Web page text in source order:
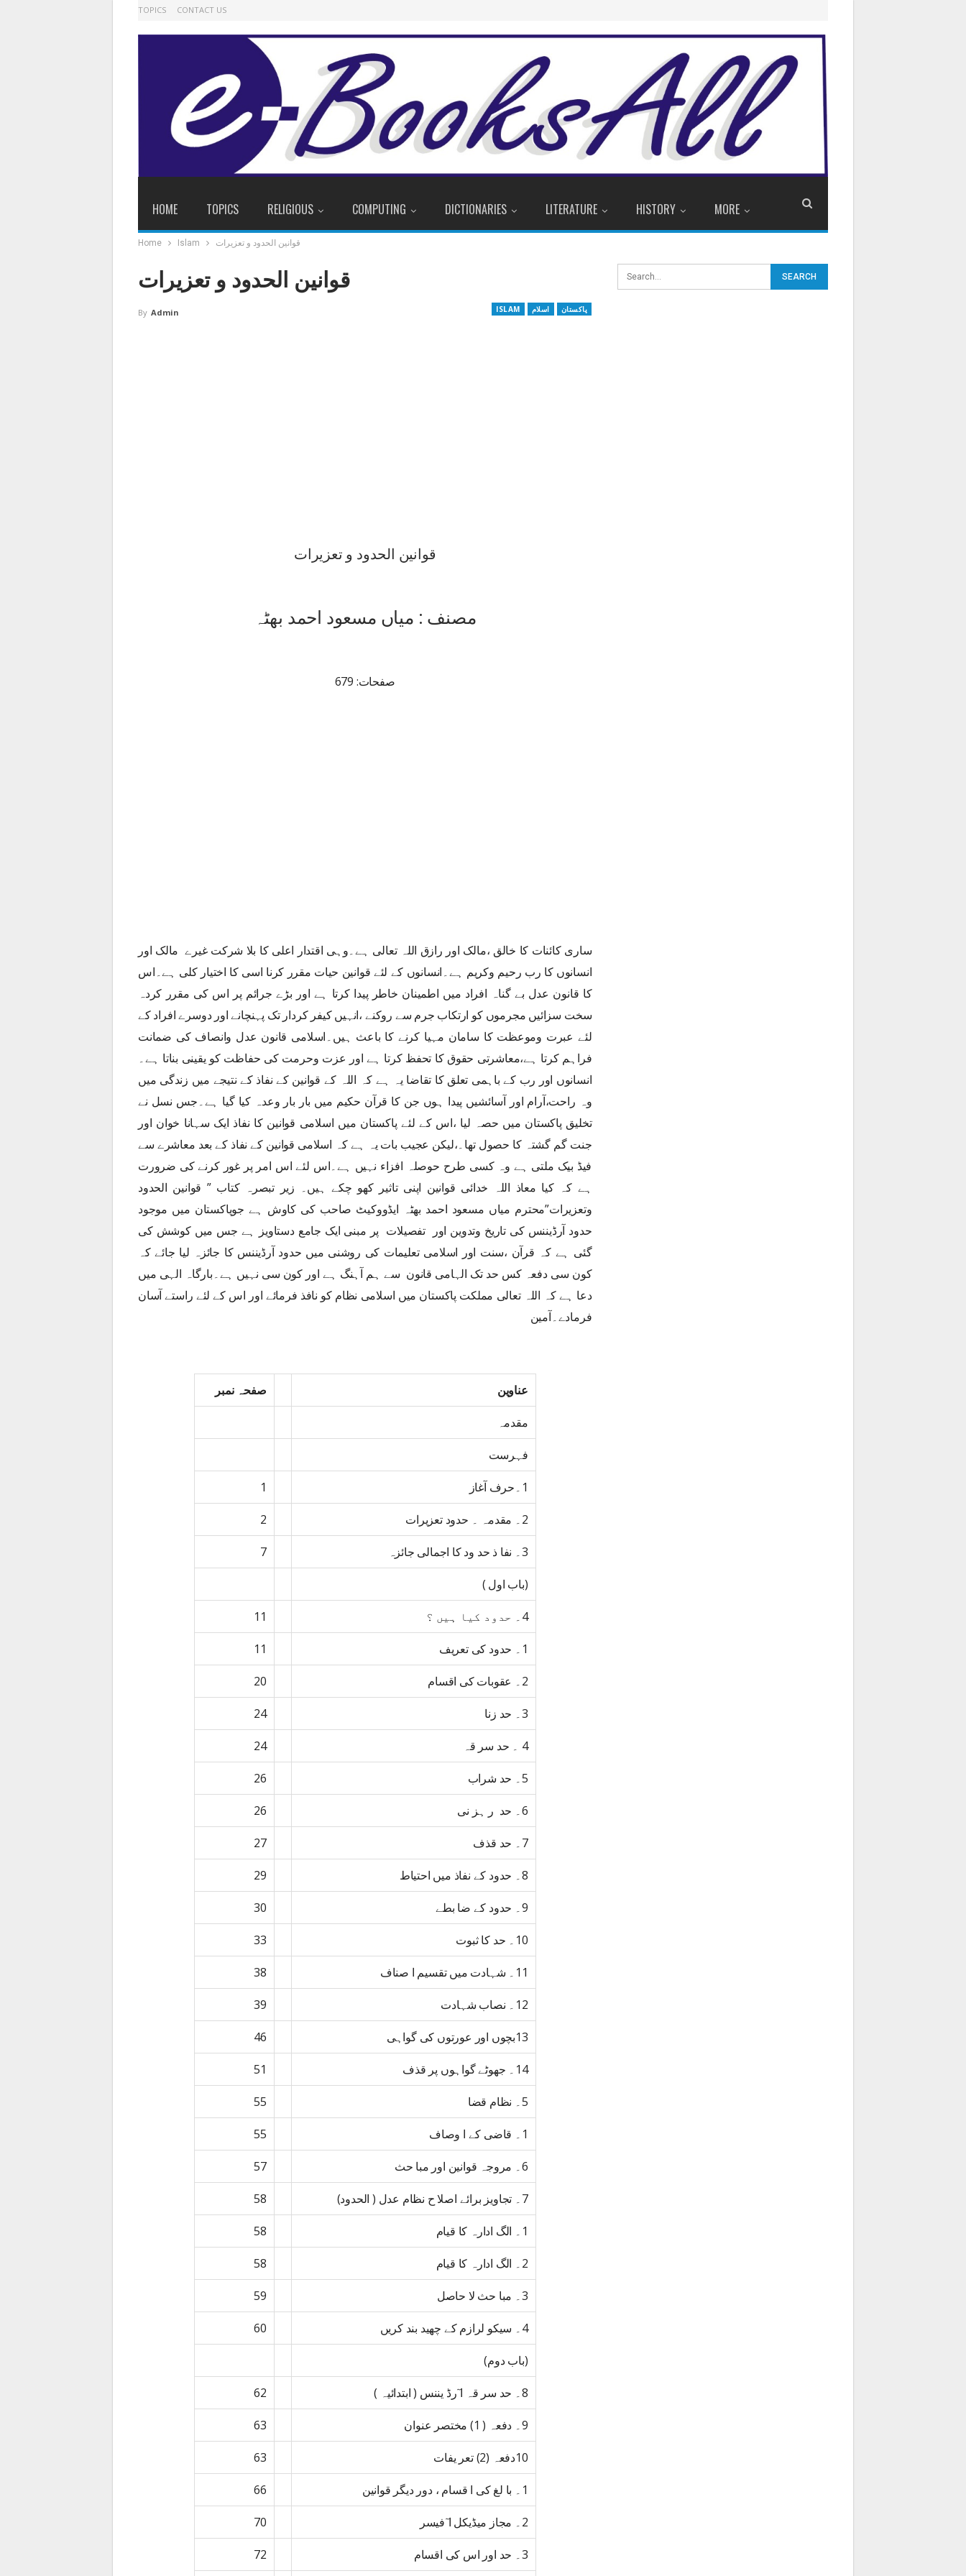
TOPICS CONTACT US
HOME TOPICS RELIGIOUS COMPUTING DICTIONARIES LITERATURE HISTORY MORE
Home Islam قوانین الحدود و تعزیرات
قوانین الحدود و تعزیرات
ISLAM اسلام پاکستان By Admin
قوانین الحدود و تعزیرات
مصنف : میاں مسعود احمد بھٹہ
صفحات: 679
ساری کائنات کا خالق ،مالک اور رازق اللہ تعالی ہے۔وہی اقتدار اعلی کا بلا شرکت غیرے مالک اور
انسانوں کا رب رحیم وکریم ہے۔انسانوں کے لئے قوانین حیات مقرر کرنا اسی کا اختیار کلی ہے۔اس
کا قانون عدل بے گناہ افراد میں اطمینان خاطر پیدا کرتا ہے اور بڑے جرائم پر اس کی مقرر کردہ
سخت سزائیں مجرموں کو ارتکاب جرم سے روکنے ،انہیں کیفر کردار تک پہنچانے اور دوسرے افراد کے
لئے عبرت وموعظت کا سامان مہیا کرنے کا باعث ہیں۔اسلامی قانون عدل وانصاف کی ضمانت
فراہم کرتا ہے،معاشرتی حقوق کا تحفظ کرتا ہے اور عزت وحرمت کی حفاظت کو یقینی بناتا ہے۔
انسانوں اور رب کے باہمی تعلق کا تقاضا یہ ہے کہ اللہ کے قوانین کے نفاذ کے نتیجے میں زندگی میں
وہ راحت،آرام اور آسائشیں پیدا ہوں جن کا قرآن حکیم میں بار بار وعدہ کیا گیا ہے۔جس نسل نے
تخلیق پاکستان میں حصہ لیا ،اس کے لئے پاکستان میں اسلامی قوانین کا نفاذ ایک سہانا خوان اور
جنت گم گشتہ کا حصول تھا۔،لیکن عجیب بات یہ ہے کہ اسلامی قوانین کے نفاذ کے بعد معاشرے سے
فیڈ بیک ملتی ہے وہ کسی طرح حوصلہ افزاء نہیں ہے۔اس لئے اس امر پر غور کرنے کی ضرورت
ہے کہ کیا معاذ اللہ خدائی قوانین اپنی تاثیر کھو چکے ہیں۔ زیر تبصرہ کتاب ” قوانین الحدود
وتعزیرات”محترم میاں مسعود احمد بھٹہ ایڈووکیٹ صاحب کی کاوش ہے جوپاکستان میں موجود
حدود آرڈیننس کی تاریخ وتدوین اور تفصیلات پر مبنی ایک جامع دستاویز ہے جس میں کوشش کی
گئی ہے کہ قرآن ،سنت اور اسلامی تعلیمات کی روشنی میں حدود آرڈیننس کا جائزہ لیا جائے کہ
کون سی دفعہ کس حد تک الہامی قانون سے ہم آہنگ ہے اور کون سی نہیں ہے۔بارگاہ الہی میں
دعا ہے کہ اللہ تعالی مملکت پاکستان میں اسلامی نظام کو نافذ فرمائے اور اس کے لئے راستے آسان
فرمادے۔آمین
عناوین صفحہ نمبر
مقدمہ
فہرست
1۔حرف آغاز 1
2۔ مقدمہ ۔ حدود تعزیرات 2
3۔ نفا ذ حد ود کا اجمالی جائزہ 7
(باب اول )
4۔ حدود کیا ہیں ؟ 11
1۔ حدود کی تعریف 11
2۔ عقوبات کی اقسام 20
3۔ حد زنا 24
4 ۔ حد سر قہ 24
5۔ حد شراب 26
6۔ حد ر ہز نی 26
7۔ حد قذف 27
8۔ حدود کے نفاذ میں احتیاط 29
9۔ حدود کے ضا بطے 30
10۔ حد کا ثبوت 33
11۔ شہادت میں تقسیم ا صناف 38
12۔ نصاب شہادت 39
13بچوں اور عورتوں کی گواہی 46
14۔ جھوٹے گواہوں پر قذف 51
5۔ نظام قضا 55
1۔ قاضی کے ا وصاف 55
6۔ مروجہ قوانین اور مبا حث 57
7۔ تجاویز برائے اصلا ح نظام عدل ( الحدود) 58
1۔ الگ ادارہ کا قیام 58
2۔ الگ ادارہ کا قیام 58
3۔ مبا حث لا حاصل 59
4۔ سیکو لرازم کے چھید بند کریں 60
(باب دوم)
8۔ حد سر قہ ا ٓرڈ یننس ( ابتدائیہ ) 62
9۔ دفعہ ( 1) مختصر عنوان 63
10دفعہ (2) تعر یفات 63
1۔ با لغ کی ا قسام ، دور دیگر قوانین 66
2۔ مجاز میڈیکل ا ٓفیسر 70
3۔ حد اور اس کی اقسام 72